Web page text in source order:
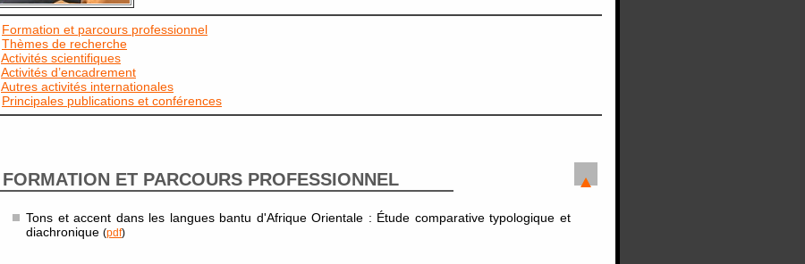
Formation et parcours professionnel
Thèmes de recherche
Activités scientifiques
Activités d’encadrement
Autres activités internationales
Principales publications et conférences
FORMATION ET PARCOURS PROFESSIONNEL
Tons et accent dans les langues bantu d'Afrique Orientale : Étude comparative typologique et
diachronique (pdf)